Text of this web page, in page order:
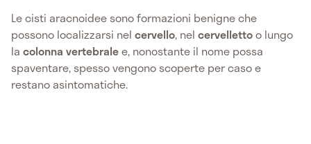
Le cisti aracnoidee sono formazioni benigne che
possono localizzarsi nel cervello, nel cervellettoo lungo
la colonna vertebralee, nonostante il nome possa
spaventare, spesso vengono scoperte per caso e
restano asintomatiche.